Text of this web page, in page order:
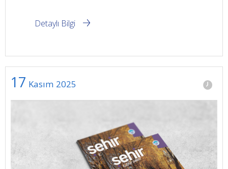
Detaylı Bilgi
17 Kasım 2025